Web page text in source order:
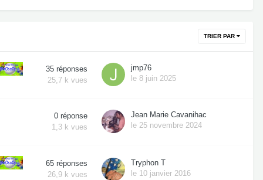
TRIER PAR
35 réponses
25,7 k vues
jmp76
le 8 juin 2025
0 réponse
1,3 k vues
Jean Marie Cavanihac
le 25 novembre 2024
65 réponses
26,9 k vues
Tryphon T
le 10 janvier 2016